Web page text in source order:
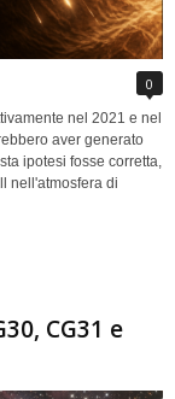
0
nel 2021 e nel
aver generato
ipotesi fosse corretta,
nell'atmosfera di
CG31 e